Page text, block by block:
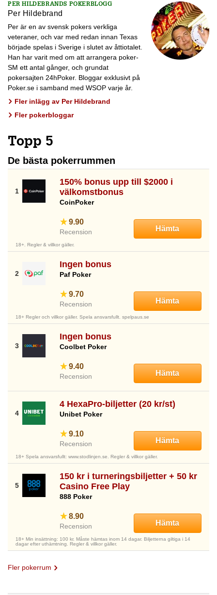
PER HILDEBRANDS POKERBLOGG
Per Hildebrand
Per är en av svensk pokers verkliga
veteraner, och var med redan innan Texas
började spelas i Sverige i slutet av åttiotalet.
Han har varit med om att arrangera poker-
SM ett antal gånger, och grundat
pokersajten 24hPoker. Bloggar exklusivt på
Poker.se i samband med WSOP varje år.
Fler inlägg av Per Hildebrand
Fler pokerbloggar
Topp 5
De bästa pokerrummen
150% bonus upp till $2000 i
välkomstbonus
CoinPoker
9.90
Recension Hämta
18+. Regler & villkor gäller.
Ingen bonus
Paf Poker
9.70
Recension Hämta
18+ Regler och villkor gäller. Spela ansvarsfullt. spelpaus.se
Ingen bonus
Coolbet Poker
9.40
Recension Hämta
4 HexaPro-biljetter (20 kr/st)
Unibet Poker
9.10
Recension Hämta
18+ Spela ansvarsfullt: www.stodlinjen.se. Regler & villkor gäller.
150 kr i turneringsbiljetter + 50 kr
Casino Free Play
888 Poker
8.90
Recension Hämta
18+ Min insättning: 100 kr. Måste hämtas inom 14 dagar. Biljetterna giltiga i 14
dagar efter uthämtning. Regler & villkor gäller.
Fler pokerrum